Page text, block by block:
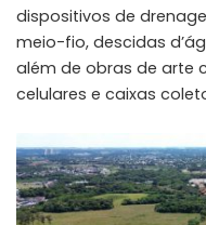
dispositivos de
meio-fio, descidas
além de obras de arte
celulares e caixas